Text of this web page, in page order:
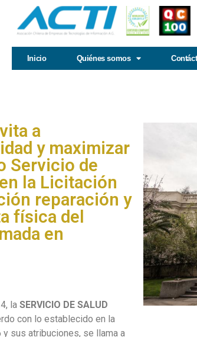
Inicio Quiénes somos
a
y maximizar
Servicio de
la Licitación
reparación y
física del
en
la SERVICIO DE SALUD
con lo establecido en la
y sus atribuciones, se llama a